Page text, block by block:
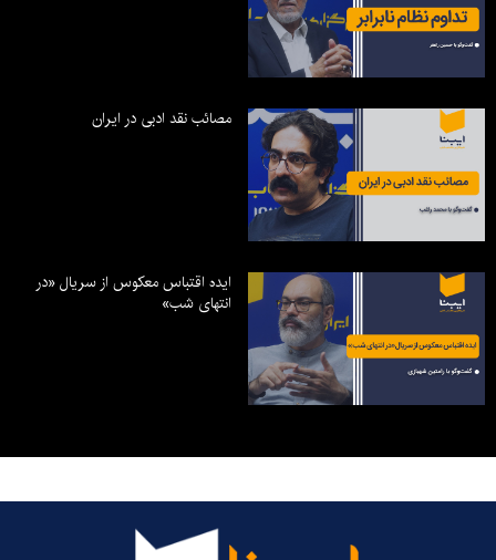
مصائب نقد ادبی در ایران
ایده اقتباس معکوس از سریال «در
انتهای شب»